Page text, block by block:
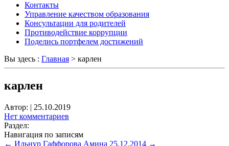
Контакты
Управление качеством образования
Консультации для родителей
Противодействие коррупции
Поделись портфелем достижений
Вы здесь : Главная > карлен
карлен
Автор: | 25.10.2019
Нет комментариев
Раздел:
Навигация по записям
← Ильнур Гаффорова Амина 25.12.2014 →